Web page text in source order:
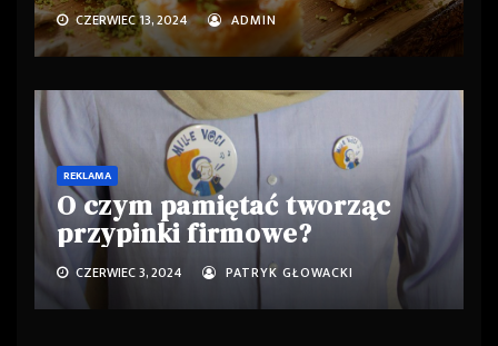
CZERWIEC 13, 2024 ADMIN
REKLAMA
O czym pamiętać tworząc
przypinki firmowe?
CZERWIEC 3, 2024 PATRYK GŁOWACKI